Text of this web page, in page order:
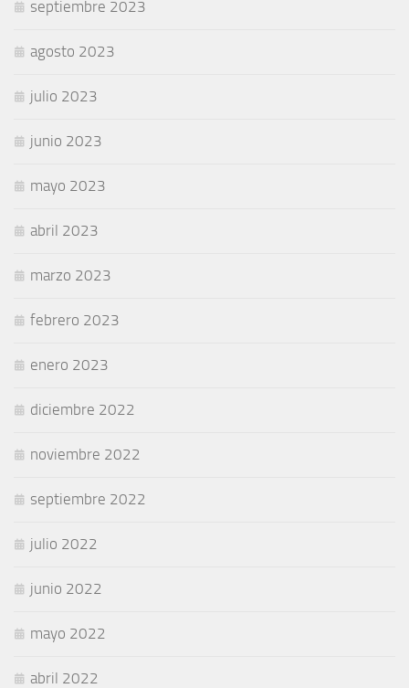
septiembre 2023
agosto 2023
julio 2023
junio 2023
mayo 2023
abril 2023
marzo 2023
febrero 2023
enero 2023
diciembre 2022
noviembre 2022
septiembre 2022
julio 2022
junio 2022
mayo 2022
abril 2022